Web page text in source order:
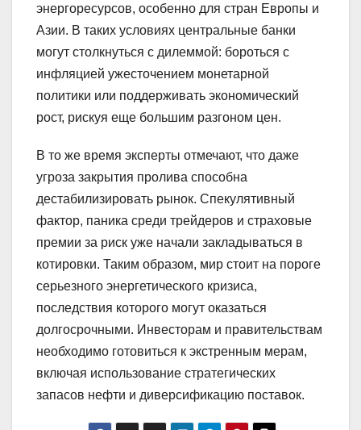
энергоресурсов, особенно для стран Европы и
Азии. В таких условиях центральные банки
могут столкнуться с дилеммой: бороться с
инфляцией ужесточением монетарной
политики или поддерживать экономический
рост, рискуя еще большим разгоном цен.
В то же время эксперты отмечают, что даже
угроза закрытия пролива способна
дестабилизировать рынок. Спекулятивный
фактор, паника среди трейдеров и страховые
премии за риск уже начали закладываться в
котировки. Таким образом, мир стоит на пороге
серьезного энергетического кризиса,
последствия которого могут оказаться
долгосрочными. Инвесторам и правительствам
необходимо готовиться к экстренным мерам,
включая использование стратегических
запасов нефти и диверсификацию поставок.